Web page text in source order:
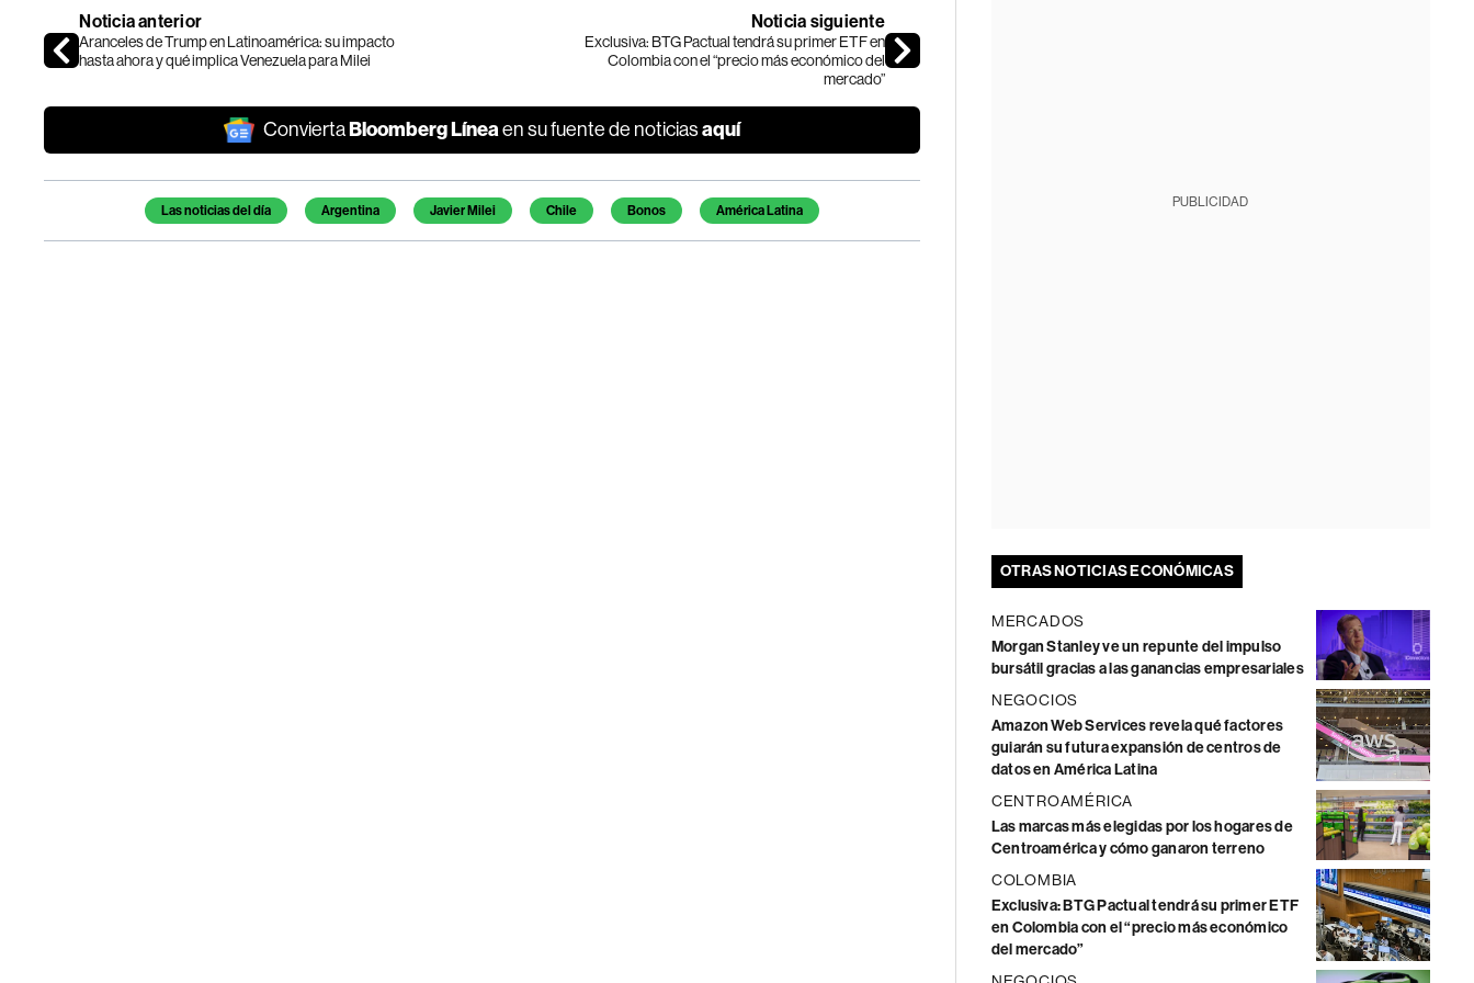
Noticia anterior
Aranceles de Trump en Latinoamérica: su impacto
hasta ahora y qué implica Venezuela para Milei
Noticia siguiente
Exclusiva: BTG Pactual tendrá su primer ETF en
Colombia con el “precio más económico del
mercado”
ConviertaBloomberg Líneaen su fuente de noticiasaquí
Temas de este artículo
Las noticias del día Argentina Javier Milei Chile Bonos América Latina
PUBLICIDAD
OTRAS NOTICIAS ECONÓMICAS
MERCADOS
Morgan Stanley ve un repunte del impulso
bursátil gracias a las ganancias empresariales
NEGOCIOS
Amazon Web Services revela qué factores
guiarán su futura expansión de centros de
datos en América Latina
CENTROAMÉRICA
Las marcas más elegidas por los hogares de
Centroamérica y cómo ganaron terreno
COLOMBIA
Exclusiva: BTG Pactual tendrá su primer ETF
en Colombia con el “precio más económico
del mercado”